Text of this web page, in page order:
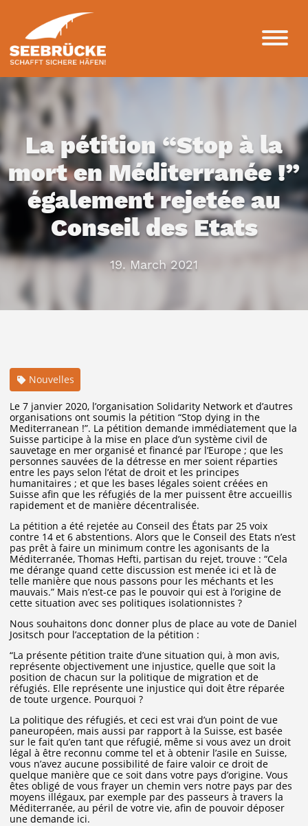
La pétition “Stop à la
mort en Méditerranée !”
également rejetée au
Conseil des Etats
19. March 2021
Nouvelles
Le 7 janvier 2020, l’organisation Solidarity Network et d’autres
organisations ont soumis la pétition “Stop dying in the
Mediterranean !”. La pétition demande immédiatement que la
Suisse participe à la mise en place d’un système civil de
sauvetage en mer organisé et financé par l’Europe ; que les
personnes sauvées de la détresse en mer soient réparties
entre les pays selon l’état de droit et les principes
humanitaires ; et que les bases légales soient créées en
Suisse afin que les réfugiés de la mer puissent être accueillis
rapidement et de manière décentralisée.
La pétition a été rejetée au Conseil des États par 25 voix
contre 14 et 6 abstentions. Alors que le Conseil des Etats n’est
pas prêt à faire un minimum contre les agonisants de la
Méditerranée, Thomas Hefti, partisan du rejet, trouve : “Cela
me dérange quand cette discussion est menée ici et là de
telle manière que nous passons pour les méchants et les
mauvais.” Mais n’est-ce pas le pouvoir qui est à l’origine de
cette situation avec ses politiques isolationnistes ?
Nous souhaitons donc donner plus de place au vote de Daniel
Jositsch pour l’acceptation de la pétition :
“La présente pétition traite d’une situation qui, à mon avis,
représente objectivement une injustice, quelle que soit la
position de chacun sur la politique de migration et de
réfugiés. Elle représente une injustice qui doit être réparée
de toute urgence. Pourquoi ?
La politique des réfugiés, et ceci est vrai d’un point de vue
paneuropéen, mais aussi par rapport à la Suisse, est basée
sur le fait qu’en tant que réfugié, même si vous avez un droit
légal à être reconnu comme tel et à obtenir l’asile en Suisse,
vous n’avez aucune possibilité de faire valoir ce droit de
quelque manière que ce soit dans votre pays d’origine. Vous
êtes obligé de vous frayer un chemin vers notre pays par des
moyens illégaux, par exemple par des passeurs à travers la
Méditerranée, au péril de votre vie, afin de pouvoir déposer
une demande ici.